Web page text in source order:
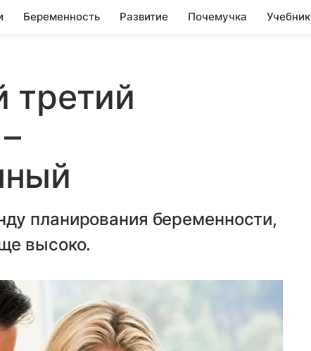
Беременность Развитие Почемучка Учебник
планирования беременности,
высоко.